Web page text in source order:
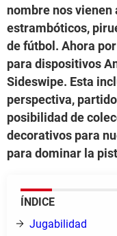
nombre nos vienen
estrambóticos,
de fútbol. Ahora
para dispositivos
Sideswipe. Esta
perspectiva,
posibilidad de
decorativos para
para dominar la
ÍNDICE
Jugabilidad